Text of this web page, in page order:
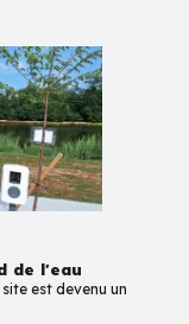
de l'eau
est devenu un